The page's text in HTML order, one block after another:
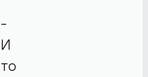
-
И
то